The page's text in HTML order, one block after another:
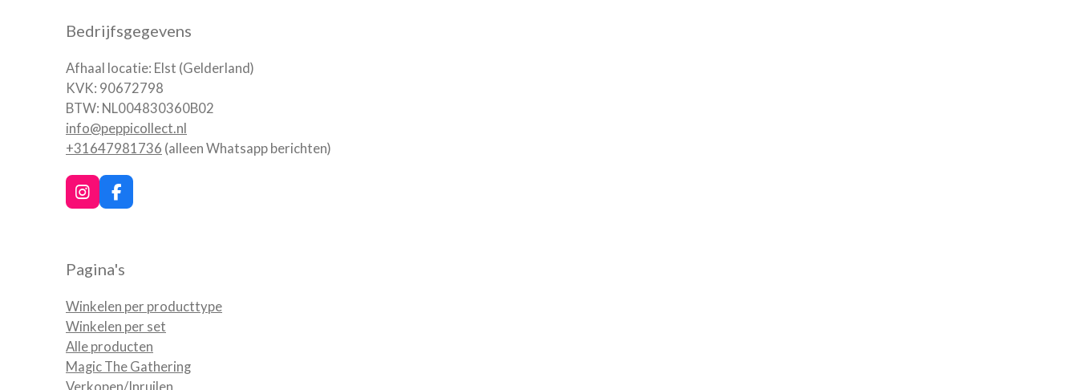
Bedrijfsgegevens
Afhaal locatie: Elst (Gelderland)
KVK: 90672798
BTW: NL004830360B02
info@peppicollect.nl
+31647981736 (alleen Whatsapp berichten)
I
n
g
a
m
F
a
o
k
Pagina's
Winkelen per producttype
Winkelen per set
Alle producten
Magic The Gathering
Verkopen/Inruilen